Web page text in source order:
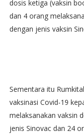
dosis ketiga (vaksin
dan 4 orang
dengan jenis vaksin
Sementara itu
vaksinasi Covid-19
melaksanakan vaksin
jenis Sinovac dan 24